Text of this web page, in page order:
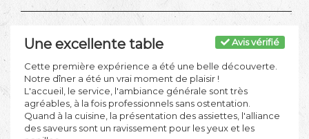
Avis vérifié
Une excellente table
Cette première expérience a été une belle découverte.
Notre dîner a été un vrai moment de plaisir !
L'accueil, le service, l'ambiance générale sont très
agréables, à la fois professionnels sans ostentation.
Quand à la cuisine, la présentation des assiettes, l'alliance
des saveurs sont un ravissement pour les yeux et les